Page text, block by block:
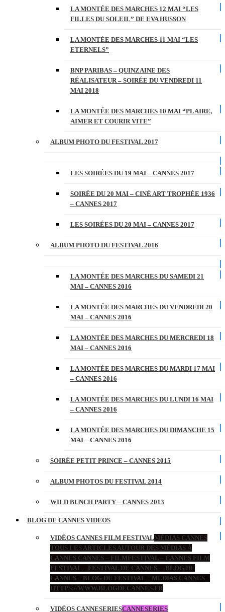
LA MONTÉE DES MARCHES 12 MAI “LES
FILLES DU SOLEIL” DE EVA HUSSON
LA MONTÉE DES MARCHES 11 MAI “LES
ETERNELS”
BNP PARIBAS – QUINZAINE DES
RÉALISATEUR – SOIRÉE DU VENDREDI 11
MAI 2018
LA MONTÉE DES MARCHES 10 MAI “PLAIRE,
AIMER ET COURIR VITE”
ALBUM PHOTO DU FESTIVAL 2017
LES SOIRÉES DU 19 MAI – CANNES 2017
SOIRÉE DU 20 MAI – CINÉ ART TROPHÉE 1936
– CANNES 2017
LES SOIRÉES DU 20 MAI – CANNES 2017
ALBUM PHOTO DU FESTIVAL 2016
LA MONTÉE DES MARCHES DU SAMEDI 21
MAI – CANNES 2016
LA MONTÉE DES MARCHES DU VENDREDI 20
MAI – CANNES 2016
LA MONTÉE DES MARCHES DU MERCREDI 18
MAI – CANNES 2016
LA MONTÉE DES MARCHES DU MARDI 17 MAI
– CANNES 2016
LA MONTÉE DES MARCHES DU LUNDI 16 MAI
– CANNES 2016
LA MONTÉE DES MARCHES DU DIMANCHE 15
MAI – CANNES 2016
SOIRÉE PETIT PRINCE – CANNES 2015
ALBUM PHOTOS DU FESTIVAL 2014
WILD BUNCH PARTY – CANNES 2013
BLOG DE CANNES VIDEOS
VIDÉOS CANNES FILM FESTIVALMÉDIAS CANNES
TOUS LES ARTICLES AUTOUR DES MÉDIAS À
CANNES CANNES – FILMFESTIVAL – CANNES FILM
FESTIVAL – FESTIVAL DE CANNES – BLOG DE
CANNES – BLOG DU FESTIVAL – MEDIAS CANNES –
HTTPS://WWW.BLOGDECANNES.FR
VIDÉOS CANNESERIESCANNESERIES